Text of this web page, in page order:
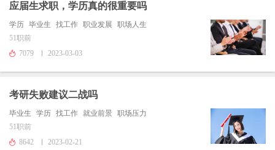
应届生求职，学历真的很重要吗
学历 毕业生 找工作 职业发展
职场人生
51职前
7079
2023-03-03
考研失败建议二战吗
毕业生 学历 找工作 就业前景 职场压力
51职前
8642
2023-02-21